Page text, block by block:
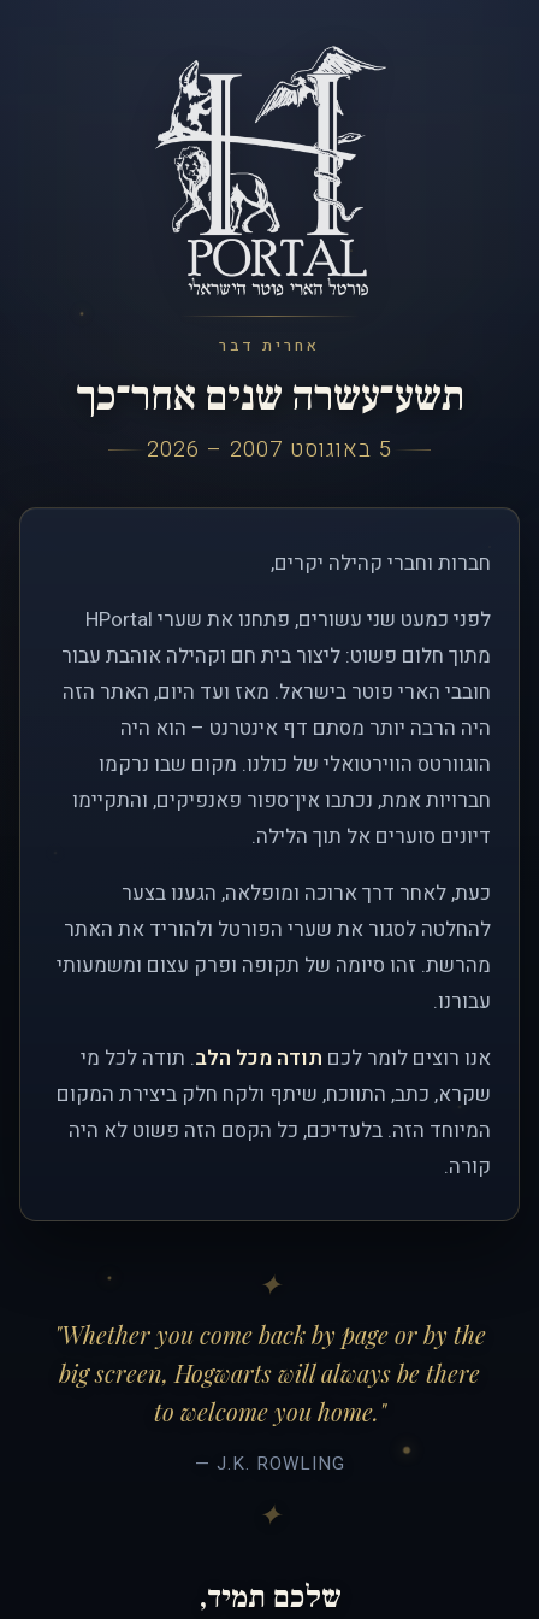
אחרית דבר
תשע־עשרה שנים אחר־כך
5 באוגוסט 2007 – 2026
חברות וחברי קהילה יקרים,
לפני כמעט שני עשורים, פתחנו את שערי HPortal
מתוך חלום פשוט: ליצור בית חם וקהילה אוהבת עבור
חובבי הארי פוטר בישראל. מאז ועד היום, האתר הזה
היה הרבה יותר מסתם דף אינטרנט – הוא היה
הוגוורטס הווירטואלי של כולנו. מקום שבו נרקמו
חברויות אמת, נכתבו אין־ספור פאנפיקים, והתקיימו
דיונים סוערים אל תוך הלילה.
כעת, לאחר דרך ארוכה ומופלאה, הגענו בצער
להחלטה לסגור את שערי הפורטל ולהוריד את האתר
מהרשת. זהו סיומה של תקופה ופרק עצום ומשמעותי
עבורנו.
אנו רוצים לומר לכם תודה מכל הלב. תודה לכל מי
שקרא, כתב, התווכח, שיתף ולקח חלק ביצירת המקום
המיוחד הזה. בלעדיכם, כל הקסם הזה פשוט לא היה
קורה.
"Whether you come back by page or by the
big screen, Hogwarts will always be there
to welcome you home."
— J.K. ROWLING
שלכם תמיד,